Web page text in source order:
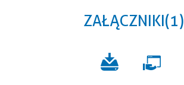
ZAŁĄCZNIKI (1)